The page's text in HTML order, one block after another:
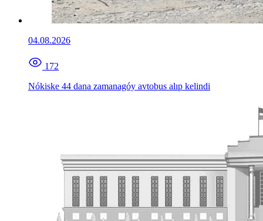
04.08.2026
172
Nókiske 44 dana zamanagóy avtobus alıp kelindi